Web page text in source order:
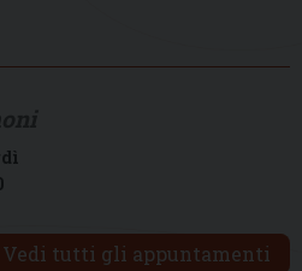
Vedi tutti gli appuntamenti